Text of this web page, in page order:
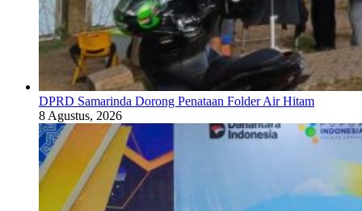
DPRD Samarinda Dorong Penataan Folder Air Hitam
8 Agustus, 2026